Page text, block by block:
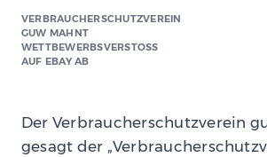
VERBRAUCHERSCHUTZVEREIN
GUW MAHNT
WETTBEWERBSVERSTOSS A
UF EBAY AB
Der Verbraucherschutzverein
gesagt der